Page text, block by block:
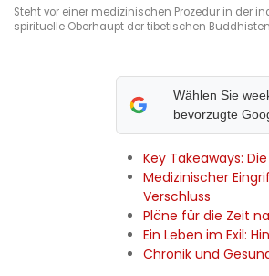
Steht vor einer medizinischen Prozedur in der
spirituelle Oberhaupt der tibetischen
Wählen Sie
bevorzugte
Key Takeaways:
Medizinischer
Verschluss
Pläne für die Zeit
Ein Leben im Exil:
Chronik und